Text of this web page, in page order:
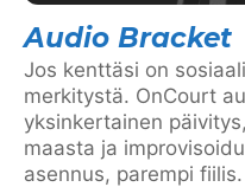
Audio Bracket
Jos kenttäsi on
merkitystä. OnCourt
yksinkertainen
maasta ja
asennus, parempi fiilis.